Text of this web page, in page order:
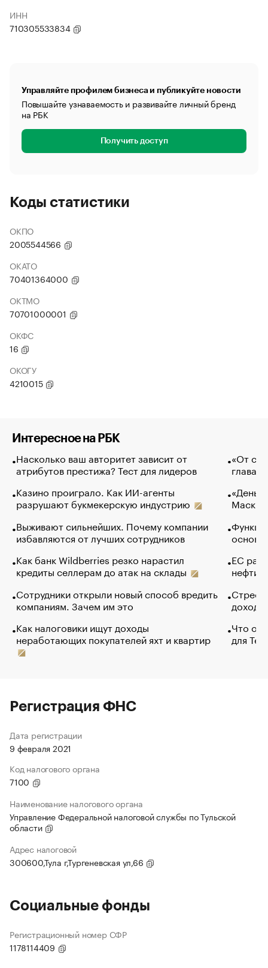
ИНН
710305533834
Управляйте профилем бизнеса и публикуйте новости
Повышайте узнаваемость и развивайте личный бренд
на РБК
Получить доступ
Коды статистики
ОКПО
2005544566
ОКАТО
70401364000
ОКТМО
70701000001
ОКФС
16
ОКОГУ
4210015
Интересное на РБК
Насколько ваш авторитет зависит от
атрибутов престижа? Тест для лидеров
Казино проиграло. Как ИИ-агенты
разрушают букмекерскую индустрию
Выживают сильнейших. Почему компании
избавляются от лучших сотрудников
Как банк Wildberries резко нарастил
кредиты селлерам до атак на склады
Сотрудники открыли новый способ вредить
компаниям. Зачем им это
Как налоговики ищут доходы
неработающих покупателей яхт и квартир
«От
глава
Маск в
основ
ЕС
нефти
Что
для
Регистрация ФНС
Дата регистрации
9 февраля 2021
Код налогового органа
7100
Наименование налогового органа
Управление Федеральной налоговой службы по Тульской
области
Адрес налоговой
300600,Тула г,Тургеневская ул,66
Социальные фонды
Регистрационный номер СФР
1178114409